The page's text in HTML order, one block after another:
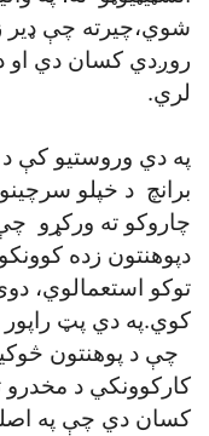
شوي،چيرته چې ډير
روږدي کسان دي او د
لري.
په دي وروستيو کې
برانچ د خپلو
چاروکو ته ورکړو
دپوهنتون زده
توکو استعمالوي،
کوي.په دي پټ
چې د پوهنتون
کارکوونکي د
کسان دي چې په